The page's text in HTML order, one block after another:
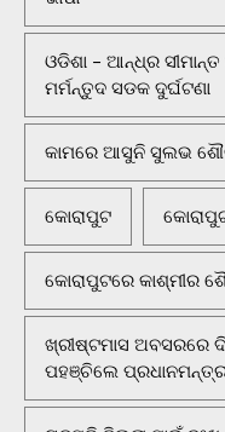
ଓଡିଶା - ଆନ୍ଧ୍ର
ମର୍ମନ୍ତୁଦ ସଡକ ଦୁର୍ଘଟଣା
କାମରେ ଆସୁନି ସୁଲଭ
କୋରାପୁଟ
କୋରାପୁଟରେ କାଶ୍ମୀର
ଖ୍ରୀଷ୍ଟମାସ ଅବସରରେ
ପହଞ୍ଚିଲେ